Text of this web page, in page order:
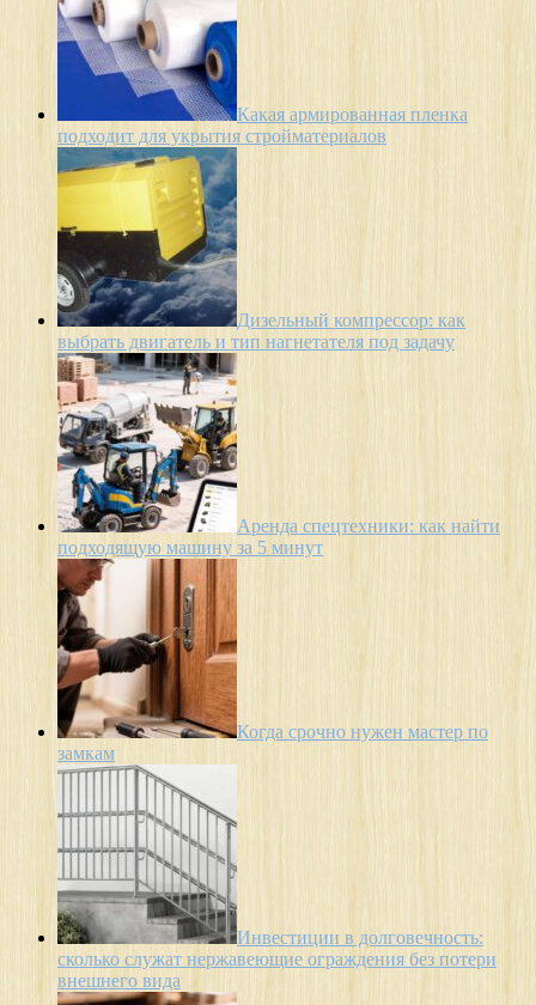
Какая армированная пленка
подходит для укрытия стройматериалов
Дизельный компрессор: как
выбрать двигатель и тип нагнетателя под задачу
Аренда спецтехники: как найти
подходящую машину за 5 минут
Когда срочно нужен мастер по
замкам
Инвестиции в долговечность:
сколько служат нержавеющие ограждения без потери
внешнего вида